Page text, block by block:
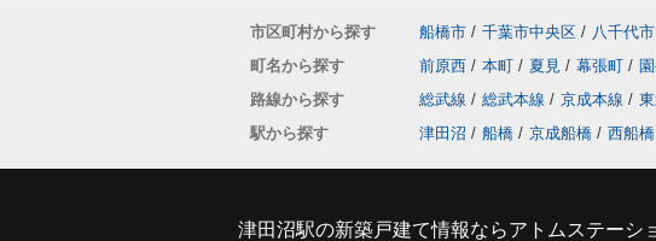
市区町村から探す 船橋市 / 千葉市中央区 / 八千代市
町名から探す
前原西 / 本町 / 夏見 / 幕張町 /
路線から探す
総武線 / 総武本線 / 京成本線 /
駅から探す
津田沼 / 船橋 / 京成船橋 / 西船橋
津田沼駅の新築戸建て情報ならアトムステーシ